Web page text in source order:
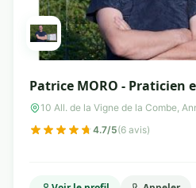
Patrice MORO - Praticien
10 All. de la Vigne de la Combe,
4.7/5(6 avis)